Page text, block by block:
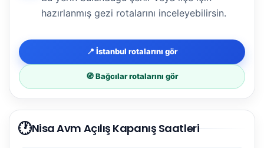
hazırlanmış gezi rotalarını inceleyebilirsin.
📍 İstanbul rotalarını gör
🧭 Bağcılar rotalarını gör
🕐Nisa Avm Açılış Kapanış Saatleri